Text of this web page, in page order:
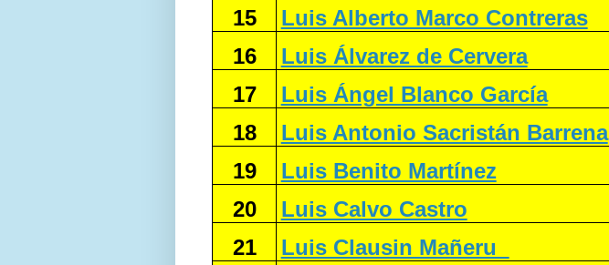
15
Luis Alberto Marco Contreras
16
Luis Álvarez de Cervera
17
Luis Ángel Blanco García
18
Luis Antonio Sacristán Barrena
19
Luis Benito Martínez
20
Luis Calvo Castro
21
Luis Clausin Mañeru